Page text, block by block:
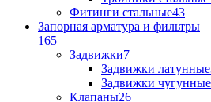
Фитинги стальные43
Запорная арматура и фильтры
165
Задвижки7
Задвижки латунные
Задвижки
Клапаны26